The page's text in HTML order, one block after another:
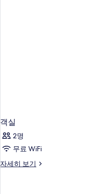
객실
2명
무료 WiFi
자세히 보기
객